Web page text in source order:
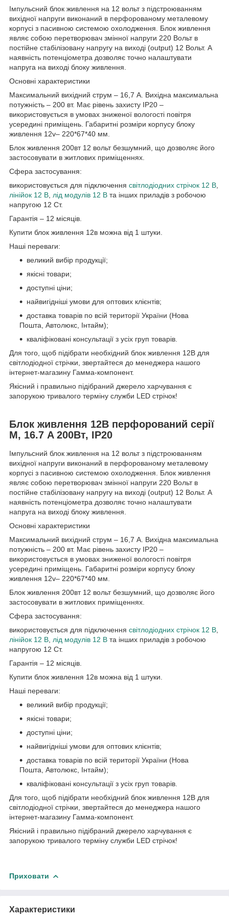
Імпульсний блок живлення на 12 вольт з підстроюванням
вихідної напруги виконаний в перфорованому металевому
корпусі з пасивною системою охолодження. Блок живлення
являє собою перетворювач змінної напруги 220 Вольт в
постійне стабілізовану напругу на виході (output) 12 Вольт. А
наявність потенціометра дозволяє точно налаштувати
напруга на виході блоку живлення.
Основні характеристики
Максимальний вихідний струм – 16,7 А. Вихідна максимальна
потужність – 200 вт. Має рівень захисту IP20 –
використовується в умовах зниженої вологості повітря
усередині приміщень. Габаритні розміри корпусу блоку
живлення 12v– 220*67*40 мм.
Блок живлення 200вт 12 вольт безшумний, що дозволяє його
застосовувати в житлових приміщеннях.
Сфера застосування:
використовується для підключення світлодіодних стрічок 12 В,
лінійок 12 В, лід модулів 12 В та інших приладів з робочою
напругою 12 Ст.
Гарантія – 12 місяців.
Купити блок живлення 12в можна від 1 штуки.
Наші переваги:
великий вибір продукції;
якісні товари;
доступні ціни;
найвигідніші умови для оптових клієнтів;
доставка товарів по всій території України (Нова
Пошта, Автолюкс, Інтайм);
кваліфіковані консультації з усіх груп товарів.
Для того, щоб підібрати необхідний блок живлення 12В для
світлодіодної стрічки, звертайтеся до менеджера нашого
інтернет-магазину Гамма-компонент.
Якісний і правильно підібраний джерело харчування є
запорукою тривалого терміну служби LED стрічок!
Блок живлення 12В перфорований серії
М, 16.7 A 200Вт, IP20
Імпульсний блок живлення на 12 вольт з підстроюванням
вихідної напруги виконаний в перфорованому металевому
корпусі з пасивною системою охолодження. Блок живлення
являє собою перетворювач змінної напруги 220 Вольт в
постійне стабілізовану напругу на виході (output) 12 Вольт. А
наявність потенціометра дозволяє точно налаштувати
напруга на виході блоку живлення.
Основні характеристики
Максимальний вихідний струм – 16,7 А. Вихідна максимальна
потужність – 200 вт. Має рівень захисту IP20 –
використовується в умовах зниженої вологості повітря
усередині приміщень. Габаритні розміри корпусу блоку
живлення 12v– 220*67*40 мм.
Блок живлення 200вт 12 вольт безшумний, що дозволяє його
застосовувати в житлових приміщеннях.
Сфера застосування:
використовується для підключення світлодіодних стрічок 12 В
лінійок 12 В лід модулів 12 В та інших приладів з робочою
напругою 12 Ст.
Гарантія – 12 місяців.
Купити блок живлення 12в можна від 1 штуки.
Наші переваги:
великий вибір продукції;
якісні товари;
доступні ціни;
найвигідніші умови для оптових клієнтів;
доставка товарів по всій території України (Нова
Пошта, Автолюкс, Інтайм);
кваліфіковані консультації з усіх груп товарів.
Для того, щоб підібрати необхідний блок живлення 12В для
світлодіодної стрічки, звертайтеся до менеджера нашого
інтернет-магазину Гамма-компонент.
Якісний і правильно підібраний джерело харчування є
запорукою тривалого терміну служби LED стрічок!
Приховати
Характеристики